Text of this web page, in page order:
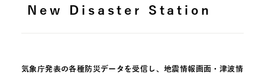
New Disaster Station
気象庁発表の各種防災データを受信し、地震情報画面・津波情